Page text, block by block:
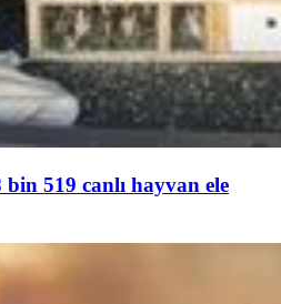
519 canlı hayvan ele